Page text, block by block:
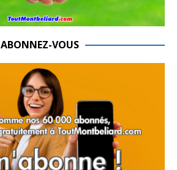
ABONNEZ-VOUS